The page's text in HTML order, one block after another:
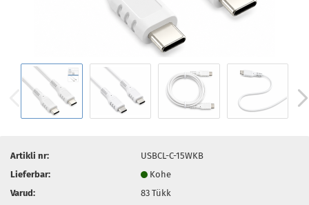
Artikli nr:
USBCL-C-15WKB
Lieferbar:
Kohe
Varud:
83Tükk